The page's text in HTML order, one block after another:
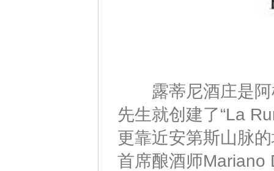
露蒂尼酒庄是阿
先生就创建了“La
更靠近安第斯山脉
首席酿酒师Mariano